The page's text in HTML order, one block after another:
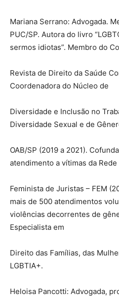
Mariana Serrano: Advogada.
PUC/SP. Autora do livro
sermos idiotas”. Membro do
Revista de Direito da Saúde
Coordenadora do Núcleo de
Diversidade e Inclusão no
Diversidade Sexual e de
OAB/SP (2019 a 2021).
atendimento a vítimas da Rede
Feminista de Juristas – FEM
mais de 500 atendimentos
violências decorrentes de
Especialista em
Direito das Famílias, das
LGBTIA+.
Heloisa Pancotti: Advogada,